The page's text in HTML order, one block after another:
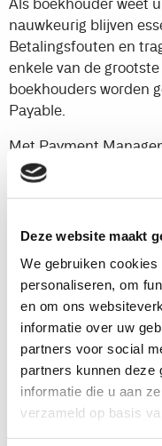
Deze website maakt
We gebruiken
personaliseren, om
en om ons
informatie over uw
partners voor social
partners kunnen deze
informatie die u aan
verzameld op basis
Als boekhouder weet
nauwkeurig blijven
Betalingsfouten en
enkele van de
boekhouders worden
Payable.
Met Payment
rechtstreeks
gemakkelijk toegang
archief van eerdere
De voordelen zijn
Minder fouten:
ervoor dat u tijd
en gemiste
Lagere kosten: Vat
ontvanger om
Snellere betalingen:
uw Business Central